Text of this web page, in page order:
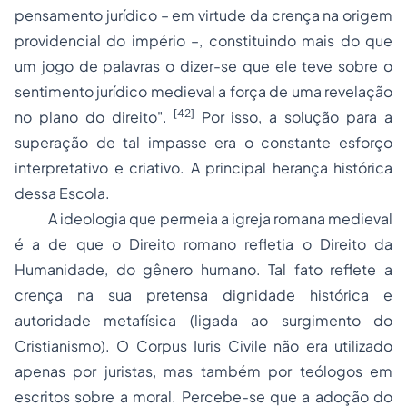
pensamento jurídico – em virtude da crença na origem
providencial do império –, constituindo mais do que
um jogo de palavras o dizer-se que ele teve sobre o
sentimento jurídico medieval a força de uma revelação
no plano do direito".
[42]
Por isso, a solução para a
superação de tal impasse era o constante esforço
interpretativo e criativo. A principal herança histórica
dessa Escola.
A ideologia que permeia a igreja romana medieval
é a de que o Direito romano refletia o Direito da
Humanidade, do gênero humano. Tal fato reflete a
crença na sua pretensa dignidade histórica e
autoridade metafísica (ligada ao surgimento do
Cristianismo). O Corpus Iuris Civile não era utilizado
apenas por juristas, mas também por teólogos em
escritos sobre a moral. Percebe-se que a adoçãodo